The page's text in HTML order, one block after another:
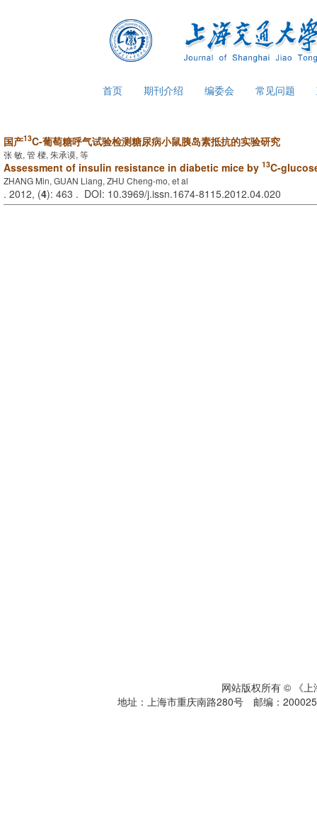
首页 期刊介绍 编委会 常见问题
国产13C-葡萄糖呼气试验检测糖尿病小鼠胰岛素抵抗的实验研究
张 敏, 管 樑, 朱承谟, 等
Assessment of insulin resistance in diabetic mice by 13C-
ZHANG Min, GUAN Liang, ZHU Cheng-mo, et al
. 2012, (4): 463 . DOI: 10.3969/j.issn.1674-8115.2012.04.020
网站版权所有 © 《
地址：上海市重庆南路280号 邮编：